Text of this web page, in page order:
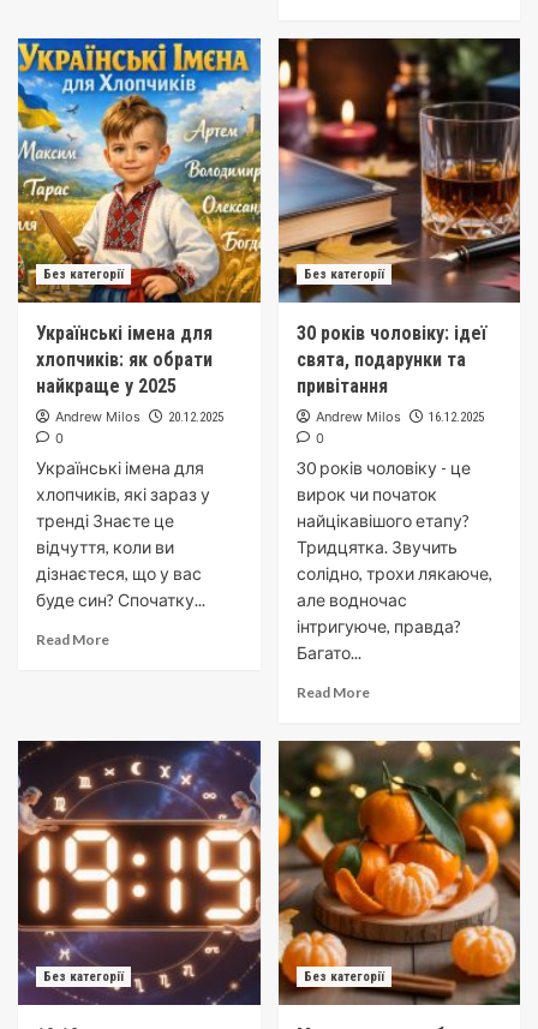
Без категорії
Українські імена для
хлопчиків: як обрати
найкраще у 2025
Andrew Milos 20.12.2025
0
Українські імена для
хлопчиків, які зараз у
тренді Знаєте це
відчуття, коли ви
дізнаєтеся, що у вас
буде син? Спочатку...
Read More
Без категорії
30 років чоловіку: ідеї
свята, подарунки та
привітання
Andrew Milos 16.12.2025
0
30 років чоловіку - це
вирок чи початок
найцікавішого етапу?
Тридцятка. Звучить
солідно, трохи лякаюче,
але водночас
інтригуюче, правда?
Багато...
Read More
Без категорії Без категорії